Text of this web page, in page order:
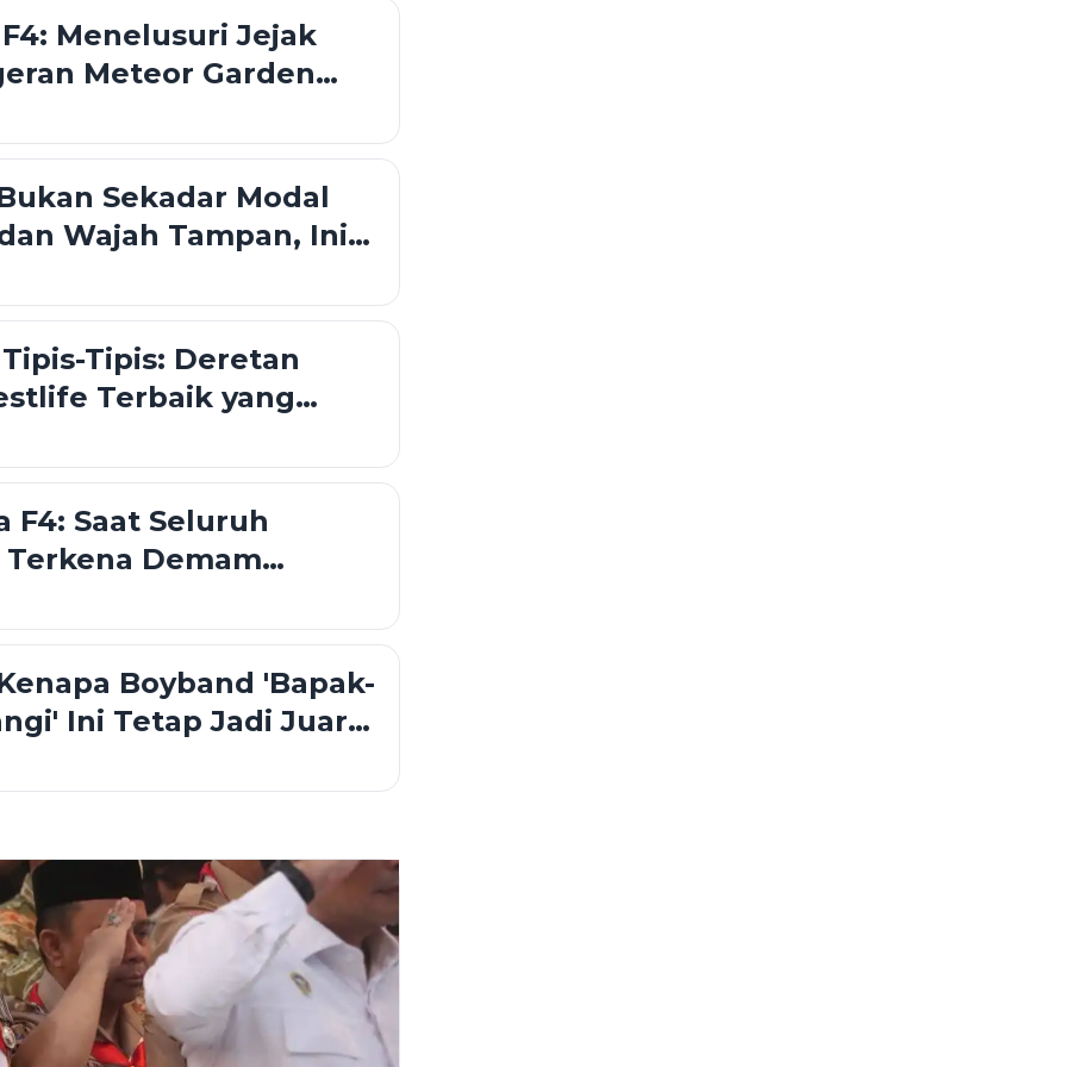
Menelusuri Jejak
Meteor Garden
Senior
Sekadar Modal
Wajah Tampan, Ini
Jarang Terungkap
Tipis: Deretan
Terbaik yang
Playlist Kamu
F4: Saat Seluruh
Demam
Boyband 'Bapak-
Ini Tetap Jadi Juara
Indonesia?